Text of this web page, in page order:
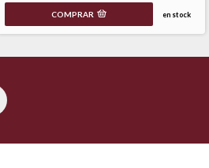
COMPRAR en stock